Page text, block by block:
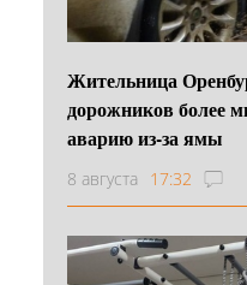
Жительница
дорожников более
аварию из-за ямы
8 августа 17:32